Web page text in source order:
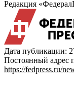
Редакция
Дата публикации:
Постоянный адрес
https://fedpress.ru/